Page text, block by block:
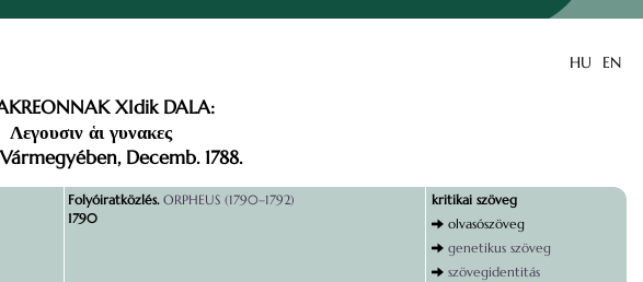
HU EN
XIdik DALA:
Λεγουσιν ἁι γυνακες
Decemb. 1788.
Folyóiratközlés. ORPHEUS (1790–1792)
1790
kritikai szöveg
olvasószöveg
genetikus szöveg
szövegidentitás